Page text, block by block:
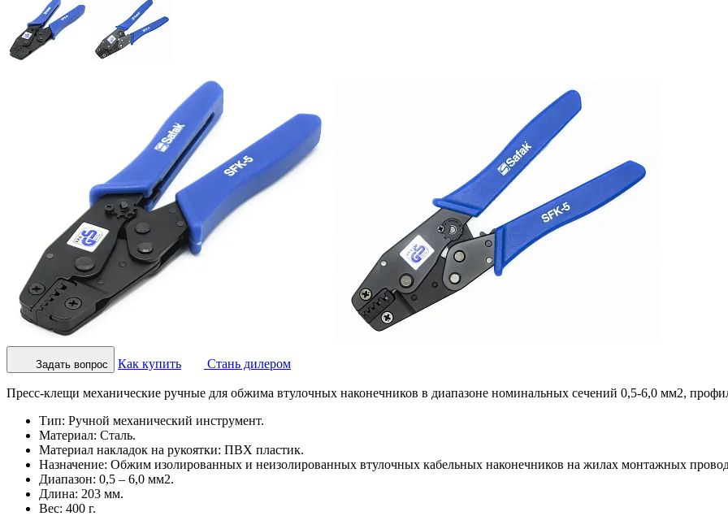
Задать вопрос Как купить Стань дилером
Пресс-клещи механические ручные для обжима втулочных наконечников в диапазоне номинальных сечений 0,5-6,0 мм2,
Тип: Ручной механический инструмент.
Материал: Сталь.
Материал накладок на рукоятки: ПВХ пластик.
Назначение: Обжим изолированных и неизолированных втулочных кабельных наконечников на жилах монтажных
Диапазон: 0,5 – 6,0 мм2.
Длина: 203 мм.
Вес: 400 г.